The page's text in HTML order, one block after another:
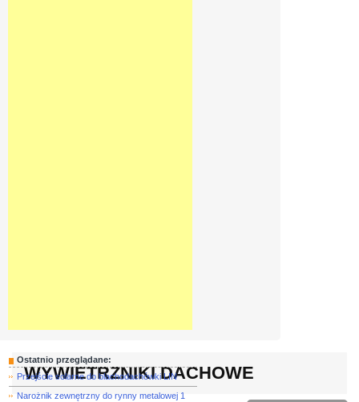
Ostatnio przeglądane:
Przejście solarne do blachodachówki LIN
Narożnik zewnętrzny do rynny metalowej 1
WYWIETRZNIKI DACHOWE